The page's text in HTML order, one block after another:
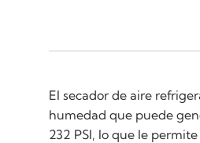
El secador de aire
humedad que puede
232 PSI, lo que le